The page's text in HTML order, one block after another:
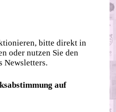
bitte direkt in
oder nutzen Sie den
Newsletters.
auf